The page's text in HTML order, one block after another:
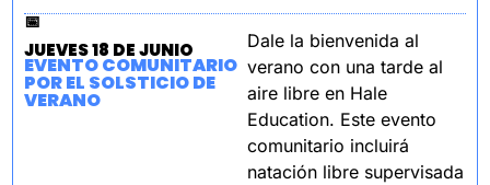
📅
JUEVES 18 DE JUNIO
EVENTO COMUNITARIO
POR EL SOLSTICIO DE
VERANO
Dale la bienvenida al
verano con una tarde al
aire libre en Hale
Education. Este evento
comunitario incluirá
natación libre supervisada